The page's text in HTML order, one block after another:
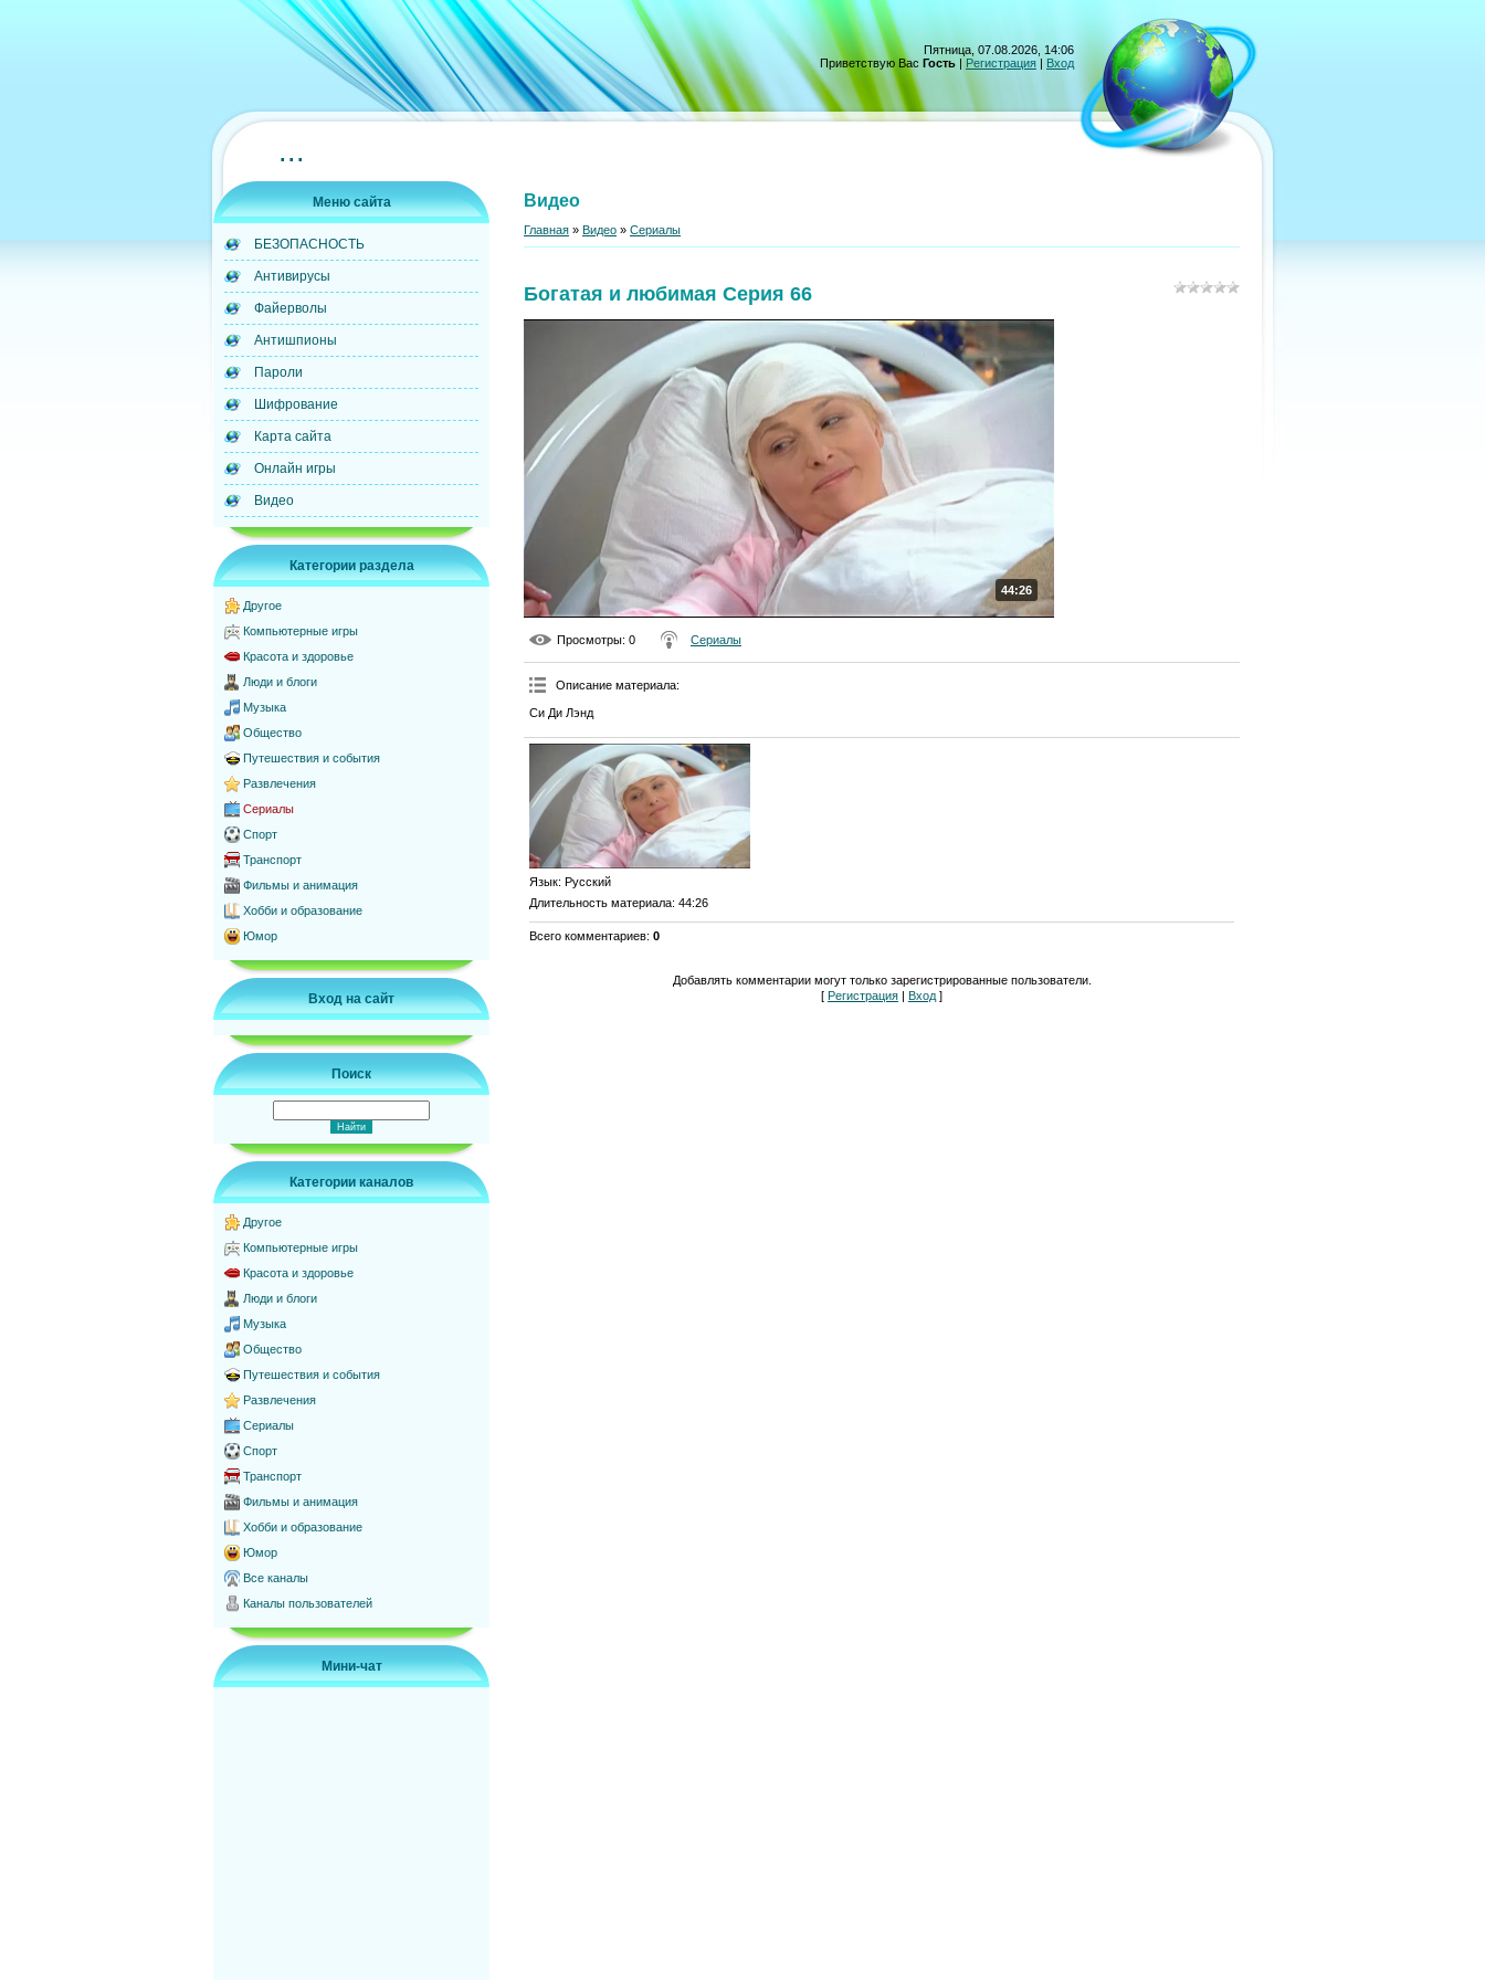
Пятница, 07.08.2026, 14:06
Приветствую Вас Гость | Регистрация | Вход
...
Меню сайта
БЕЗОПАСНОСТЬ
Антивирусы
Файерволы
Антишпионы
Пароли
Шифрование
Карта сайта
Онлайн игры
Видео
Категории раздела
Другое
Компьютерные игры
Красота и здоровье
Люди и блоги
Музыка
Общество
Путешествия и события
Развлечения
Сериалы
Спорт
Транспорт
Фильмы и анимация
Хобби и образование
Юмор
Вход на сайт
Поиск
Категории каналов
Другое
Компьютерные игры
Красота и здоровье
Люди и блоги
Музыка
Общество
Путешествия и события
Развлечения
Сериалы
Спорт
Транспорт
Фильмы и анимация
Хобби и образование
Юмор
Все каналы
Каналы пользователей
Мини-чат
Видео
Главная » Видео » Сериалы
Богатая и любимая Серия 66
44:26
Просмотры: 0 Сериалы
Описание материала:
Си Ди Лэнд
Язык: Русский
Длительность материала: 44:26
Всего комментариев: 0
Добавлять комментарии могут только зарегистрированные пользователи.
[ Регистрация | Вход ]